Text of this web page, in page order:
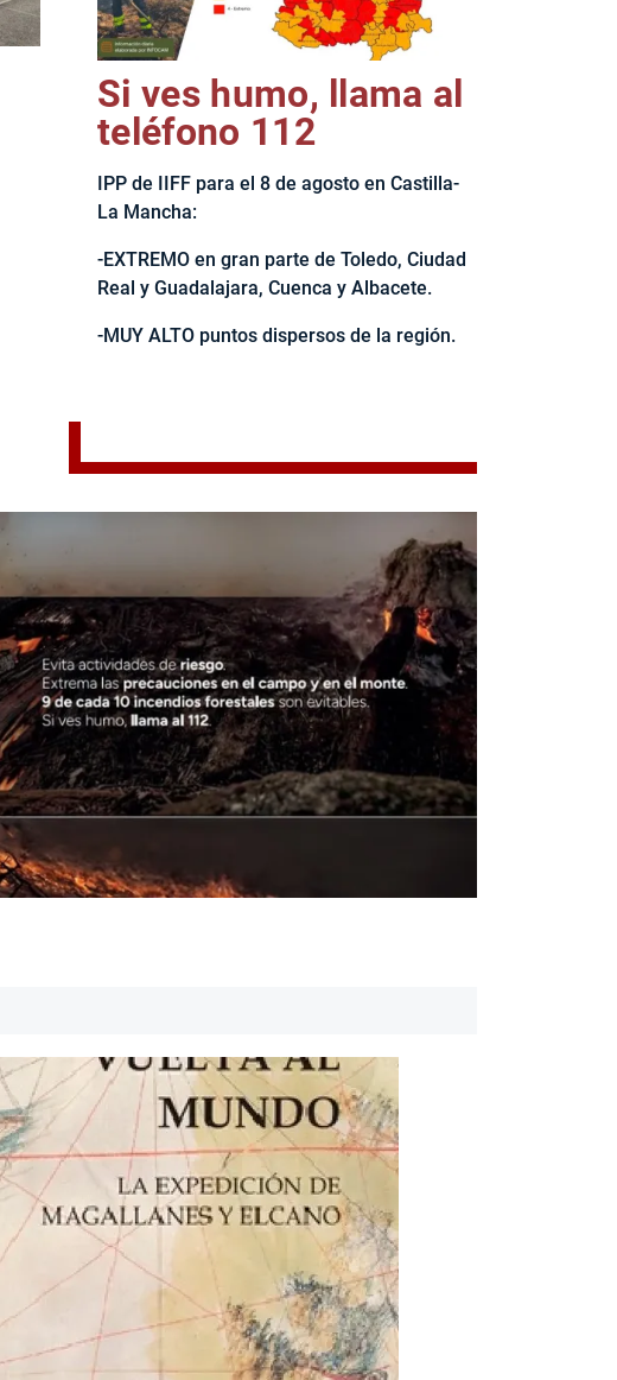
Si ves humo, llama al
teléfono 112
IPP de IIFF para el 8 de agosto en Castilla-
La Mancha:
-EXTREMO en gran parte de Toledo, Ciudad
Real y Guadalajara, Cuenca y Albacete.
-MUY ALTO puntos dispersos de la región.